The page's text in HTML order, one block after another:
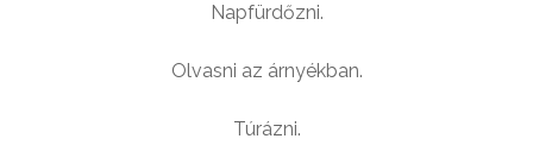
Napfürdőzni.
Olvasni az árnyékban.
Túrázni.